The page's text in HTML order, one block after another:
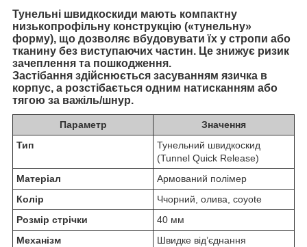
Тунельні швидкоскиди мають компактну
низькопрофільну конструкцію («тунельну»
форму), що дозволяє вбудовувати їх у стропи або
тканину без виступаючих частин. Це знижує ризик
зачеплення та пошкодження.
Застібання здійснюється засуванням язичка в
корпус, а розстібається одним натисканням або
тягою за важіль/шнур.
Параметр
Значення
Тип
Тунельний швидкоскид
(Tunnel Quick Release)
Матеріал
Армований полімер
Колір
Ччорний, олива, coyote
Розмір стрічки
40 мм
Механізм
Швидке від’єднання